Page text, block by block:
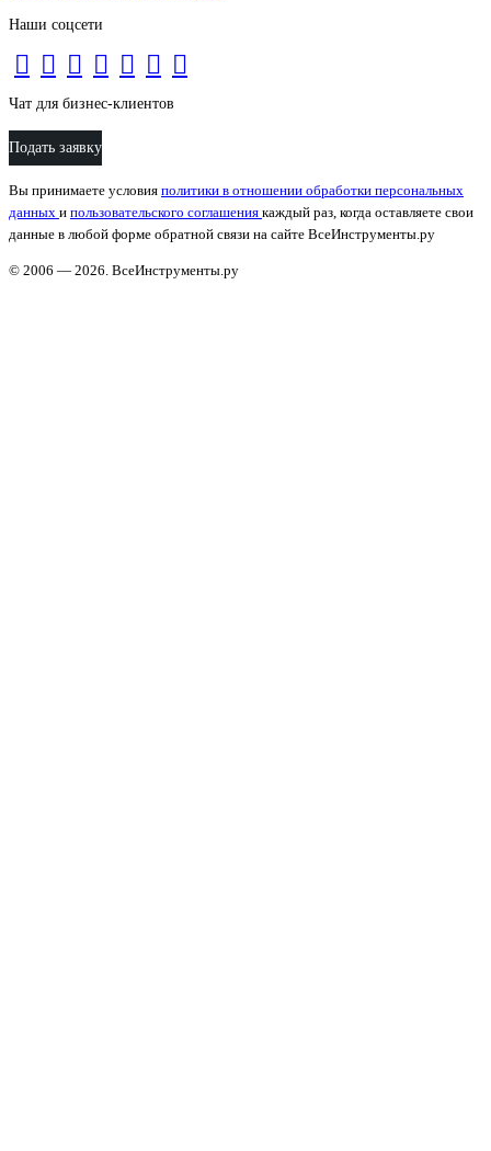
Наши соцсети
Чат для бизнес-клиентов
Подать заявку
Вы принимаете условия политики в отношении обработки персональных
данных и пользовательского соглашения каждый раз, когда оставляете свои
данные в любой форме обратной связи на сайте ВсеИнструменты.ру
© 2006 — 2026. ВсеИнструменты.ру